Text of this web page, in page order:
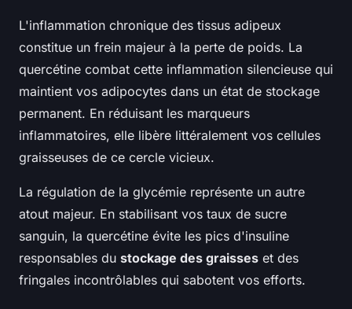
L'inflammation chronique des tissus adipeux
constitue un frein majeur à la perte de poids. La
quercétine combat cette inflammation silencieuse qui
maintient vos adipocytes dans un état de stockage
permanent. En réduisant les marqueurs
inflammatoires, elle libère littéralement vos cellules
graisseuses de ce cercle vicieux.
La régulation de la glycémie représente un autre
atout majeur. En stabilisant vos taux de sucre
sanguin, la quercétine évite les pics d'insuline
responsables du stockage des graisses et des
fringales incontrôlables qui sabotent vos efforts.